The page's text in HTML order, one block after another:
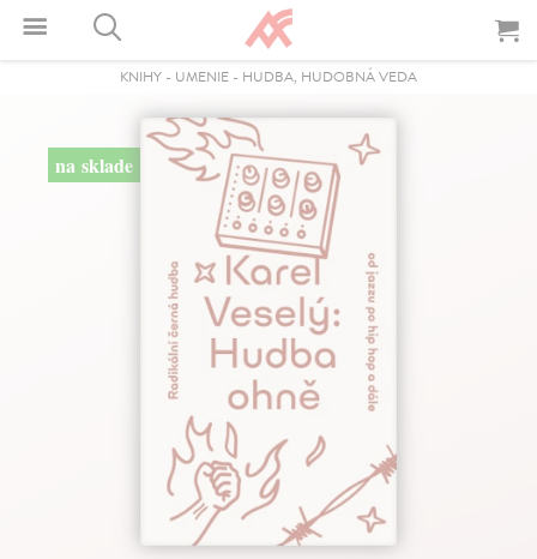
KNIHY - UMENIE - HUDBA, HUDOBNÁ VEDA
na sklade